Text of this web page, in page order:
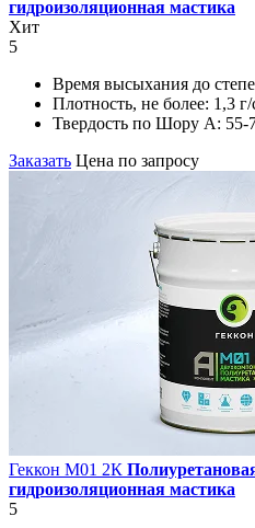
гидроизоляционная мастика
Хит
5
Время высыхания до
Плотность, не более: 1,3 г/
Твердость по Шору А: 55-
Заказать Цена по запросу
Геккон М01 2К
гидроизоляционная мастика
5